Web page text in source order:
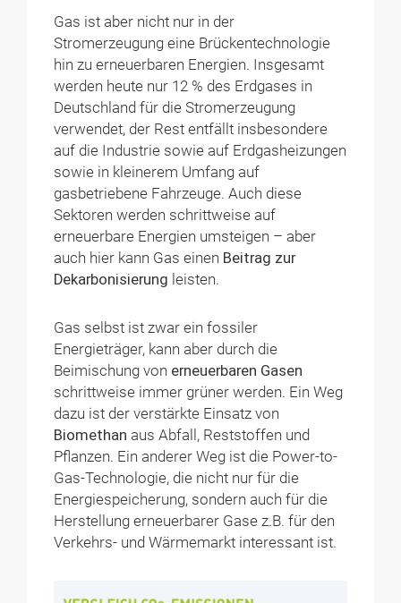
Gas ist aber nicht nur in der
Stromerzeugung eine Brückentechnologie
hin zu erneuerbaren Energien. Insgesamt
werden heute nur 12 % des Erdgases in
Deutschland für die Stromerzeugung
verwendet, der Rest entfällt insbesondere
auf die Industrie sowie auf Erdgasheizungen
sowie in kleinerem Umfang auf
gasbetriebene Fahrzeuge. Auch diese
Sektoren werden schrittweise auf
erneuerbare Energien umsteigen – aber
auch hier kann Gas einen Beitrag zur
Dekarbonisierung leisten.
Gas selbst ist zwar ein fossiler
Energieträger, kann aber durch die
Beimischung von erneuerbaren Gasen
schrittweise immer grüner werden. Ein Weg
dazu ist der verstärkte Einsatz von
Biomethan aus Abfall, Reststoffen und
Pflanzen. Ein anderer Weg ist die Power-to-
Gas-Technologie, die nicht nur für die
Energiespeicherung, sondern auch für die
Herstellung erneuerbarer Gase z.B. für den
Verkehrs- und Wärmemarkt interessant ist.